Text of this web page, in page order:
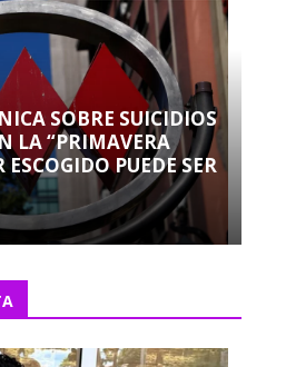
SOBRE SUICIDIOS
LA “PRIMAVERA
ESCOGIDO PUEDE SER